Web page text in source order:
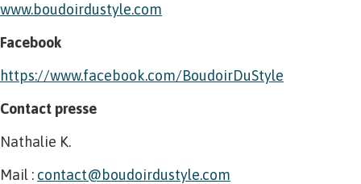
www.boudoirdustyle.com
Facebook
https://www.facebook.com/BoudoirDuStyle
Contact presse
Nathalie K.
Mail : contact@boudoirdustyle.com